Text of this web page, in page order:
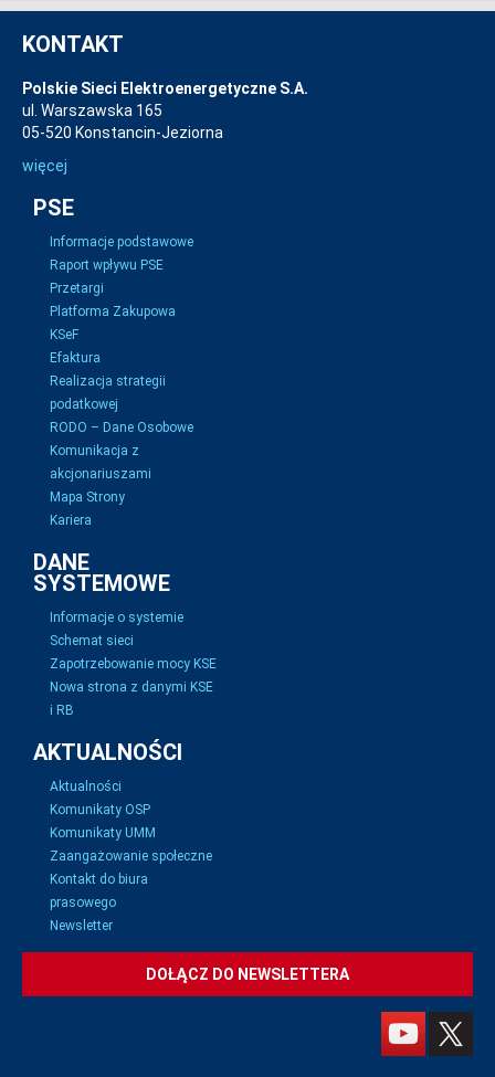
KONTAKT
Polskie Sieci Elektroenergetyczne S.A.
ul. Warszawska 165
05-520 Konstancin-Jeziorna
więcej
PSE
Informacje podstawowe
Raport wpływu PSE
Przetargi
Platforma Zakupowa
KSeF
Efaktura
Realizacja strategii
podatkowej
RODO – Dane Osobowe
Komunikacja z
akcjonariuszami
Mapa Strony
Kariera
DANE
SYSTEMOWE
Informacje o systemie
Schemat sieci
Zapotrzebowanie mocy KSE
Nowa strona z danymi KSE
i RB
AKTUALNOŚCI
Aktualności
Komunikaty OSP
Komunikaty UMM
Zaangażowanie społeczne
Kontakt do biura
prasowego
Newsletter
DOŁĄCZ DO NEWSLETTERA